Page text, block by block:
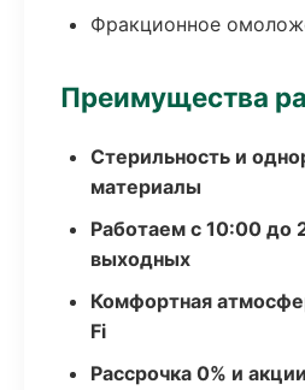
Фракционное
Преимущества
Стерильность и
материалы
Работаем с 10:00 до
выходных
Комфортная
Fi
Рассрочка 0% и